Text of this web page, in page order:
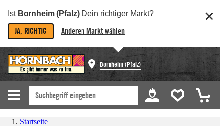
Ist Bornheim (Pfalz) Dein richtiger Markt?
JA, RICHTIG Anderen Markt wählen
Bornheim (Pfalz)
Startseite